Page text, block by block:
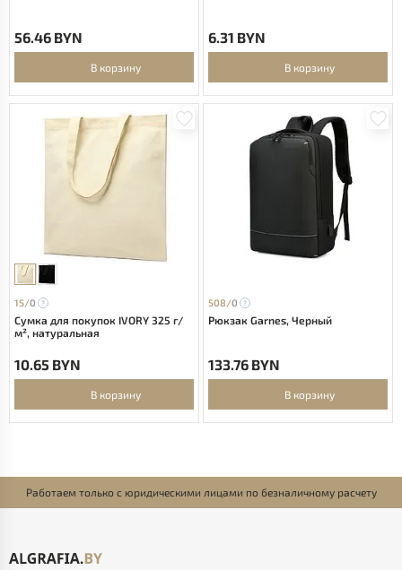
56.46 BYN
В корзину
6.31 BYN
В корзину
15/0
Сумка для покупок IVORY 325 г/
м², натуральная
10.65 BYN
В корзину
508/0
Рюкзак Garnes, Черный
133.76 BYN
В корзину
Работаем только с юридическими лицами по безналичному расчету